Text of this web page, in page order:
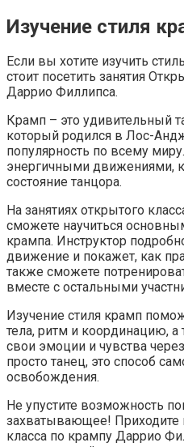
Изучение стиля
Если вы хотите изучить
стоит посетить занятия
Даррио Филлипса.
Крамп – это удивительный
который родился в Лос-
популярность по всему
энергичными движениями,
состояние танцора.
На занятиях открытого
сможете научиться
крампа. Инструктор
движение и покажет, как
также сможете
вместе с остальными
Изучение стиля крамп
тела, ритм и координацию,
свои эмоции и чувства
просто танец, это способ
освобождения.
Не упустите возможность
захватывающее! Приходите
класса по крампу Даррио